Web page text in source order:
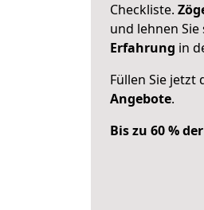
Checkliste.
und lehnen
Erfahrung in
Füllen Sie jetzt
Angebote.
Bis zu 60 %